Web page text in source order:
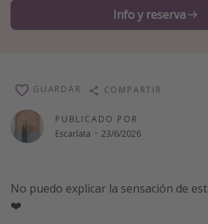
Viajes en tren
Viajar sola como mujer
Vacaciones de Playa
Viajes para singles
Escapadas románticas
Más temas
Trabajar en el extranjero
Info y reserva
PUBLICADO POR
Escarlata · 23/6/2026
GUARDAR COMPARTIR
No puedo explicar la sensación de
❤️